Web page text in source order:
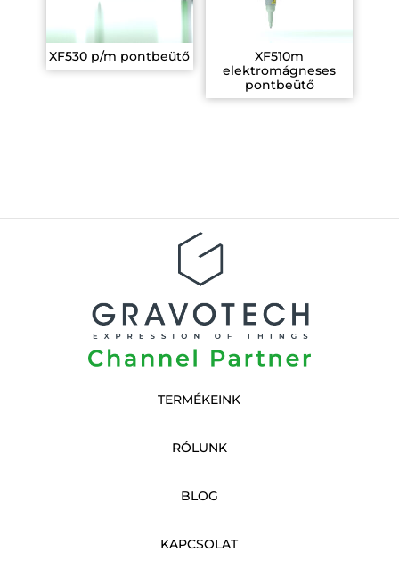
XF530 p/m pontbeütő
XF510m
elektromágneses
pontbeütő
TERMÉKEINK
RÓLUNK
BLOG
KAPCSOLAT